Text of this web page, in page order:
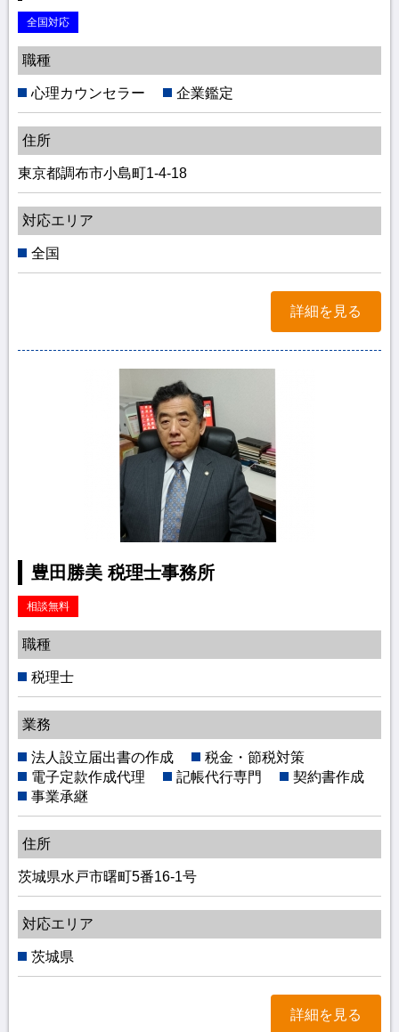
全国対応
職種
心理カウンセラー 企業鑑定
住所
東京都調布市小島町1-4-18
対応エリア
全国
詳細を見る
豊田勝美 税理士事務所
相談無料
職種
税理士
業務
法人設立届出書の作成
税金・節税対策
電子定款作成代理
記帳代行専門
契約書作成
事業承継
住所
茨城県水戸市曙町5番16-1号
対応エリア
茨城県
詳細を見る